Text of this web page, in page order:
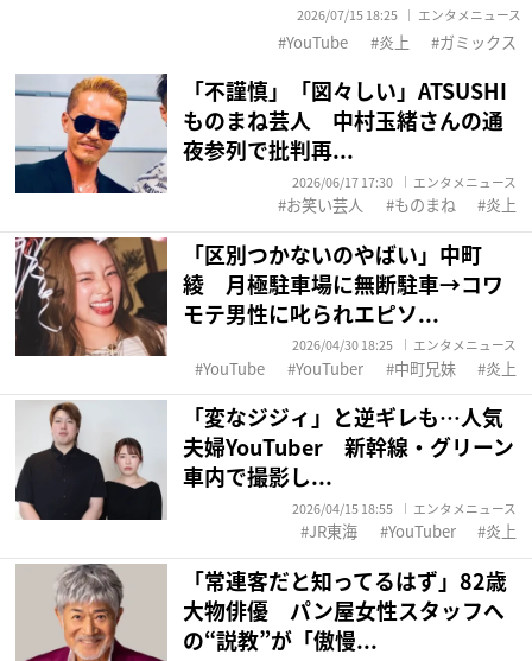
2026/07/15 18:25 エンタメニュース
YouTube 炎上 ガミックス
「不謹慎」「図々しい」ATSUSHI
ものまね芸人 中村玉緒さんの通
夜参列で批判再...
2026/06/17 17:30 エンタメニュース
お笑い芸人 ものまね 炎上
「区別つかないのやばい」中町
綾 月極駐車場に無断駐車→コワ
モテ男性に叱られエピソ...
2026/04/30 18:25 エンタメニュース
YouTube YouTuber 中町兄妹 炎上
「変なジジィ」と逆ギレも…人気
夫婦YouTuber 新幹線・グリーン
車内で撮影し...
2026/04/15 18:55 エンタメニュース
JR東海 YouTuber 炎上
「常連客だと知ってるはず」82歳
大物俳優 パン屋女性スタッフへ
の“説教”が「傲慢...